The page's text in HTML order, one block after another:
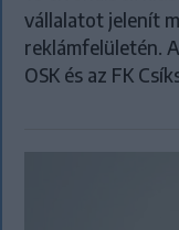
vállalatot jelenít
reklámfelületén.
OSK és az FK